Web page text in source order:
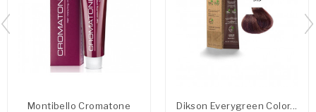
Montibello Cromatone
Dikson Everygreen Color...